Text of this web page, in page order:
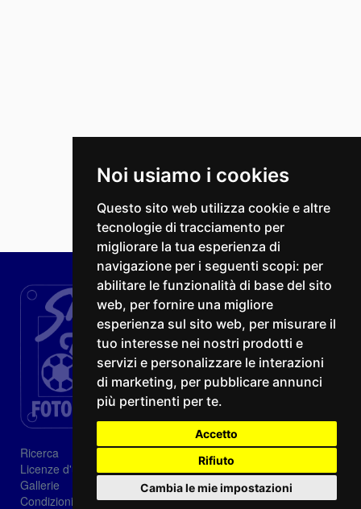
Noi usiamo i cookies
Questo sito web utilizza cookie e altre
tecnologie di tracciamento per
migliorare la tua esperienza di
navigazione per i seguenti scopi: per
abilitare le funzionalità di base del sito
web, per fornire una migliore
esperienza sul sito web, per misurare il
tuo interesse nei nostri prodotti e
servizi e personalizzare le interazioni
di marketing, per pubblicare annunci
più pertinenti per te.
Accetto
Rifiuto
Cambia le mie impostazioni
Ricerca
Licenze d'utilizzo
Gallerie
Condizioni di vendita